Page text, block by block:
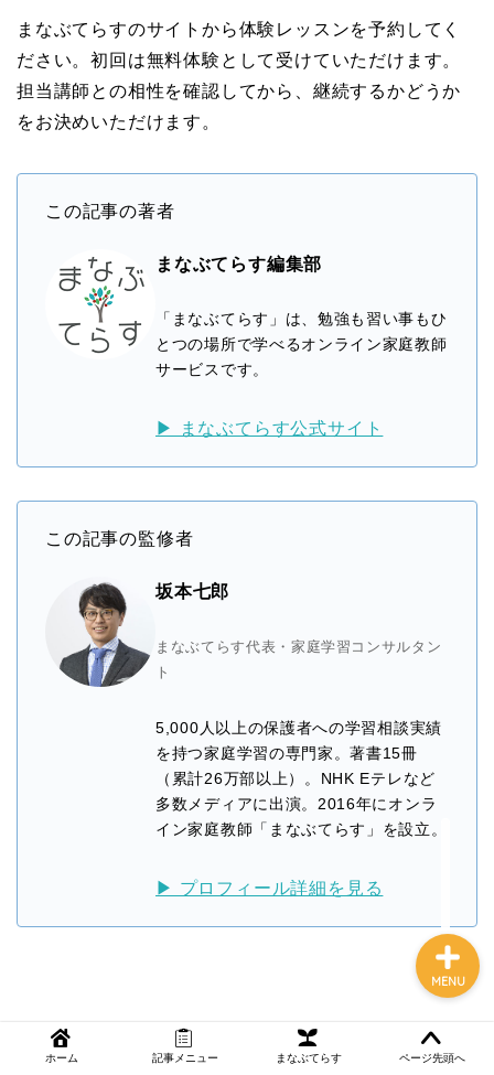
まなぶてらすのサイトから体験レッスンを予約してく
ださい。初回は無料体験として受けていただけます。
担当講師との相性を確認してから、継続するかどうか
をお決めいただけます。
この記事の著者
まなぶてらす編集部
「まなぶてらす」は、勉強も習い事もひ
とつの場所で学べるオンライン家庭教師
サービスです。
▶ まなぶてらす公式サイト
この記事の監修者
坂本七郎
まなぶてらす代表・家庭学習コンサルタン
ト
5,000人以上の保護者への学習相談実績
を持つ家庭学習の専門家。著書15冊
（累計26万部以上）。NHK Eテレなど
多数メディアに出演。2016年にオンラ
イン家庭教師「まなぶてらす」を設立。
▶ プロフィール詳細を見る
ホーム 記事メニュー まなぶてらす ページ先頭へ
MENU
まなぶてらす活用法
教育コラム